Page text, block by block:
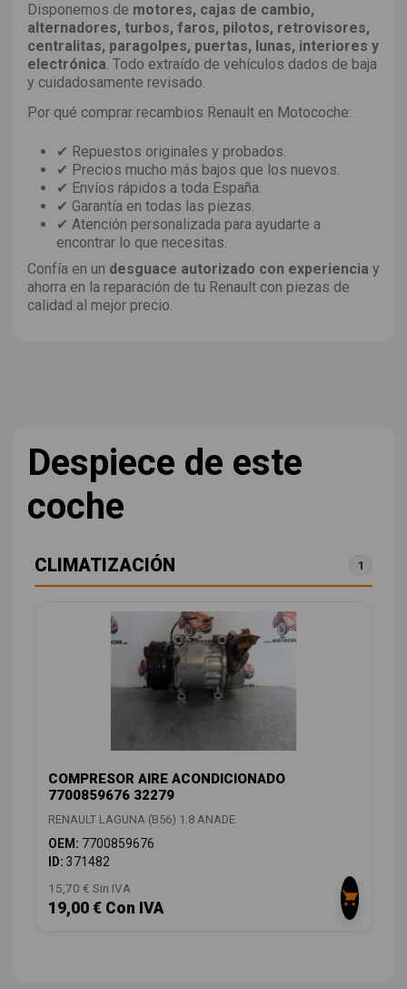
Disponemos de motores, cajas de cambio,
alternadores, turbos, faros, pilotos, retrovisores,
centralitas, paragolpes, puertas, lunas, interiores y
electrónica. Todo extraído de vehículos dados de baja
y cuidadosamente revisado.
Por qué comprar recambios Renault en Motocoche:
✔ Repuestos originales y probados.
✔ Precios mucho más bajos que los nuevos.
✔ Envíos rápidos a toda España.
✔ Garantía en todas las piezas.
✔ Atención personalizada para ayudarte a
encontrar lo que necesitas.
Confía en un desguace autorizado con experiencia y
ahorra en la reparación de tu Renault con piezas de
calidad al mejor precio.
Despiece de este
coche
CLIMATIZACIÓN 1
COMPRESOR AIRE ACONDICIONADO
7700859676 32279
RENAULT LAGUNA (B56) 1.8 ANADE
OEM: 7700859676
ID: 371482
15,70 € Sin IVA
19,00 € Con IVA